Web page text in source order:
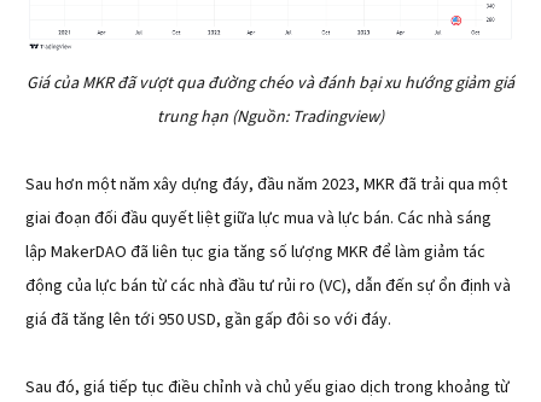
Giá của MKR đã vượt qua đường chéo và đánh bại xu hướng giảm giá
trung hạn (Nguồn: Tradingview)
Sau hơn một năm xây dựng đáy, đầu năm 2023, MKR đã trải qua một
giai đoạn đối đầu quyết liệt giữa lực mua và lực bán. Các nhà sáng
lập MakerDAO đã liên tục gia tăng số lượng MKR để làm giảm tác
động của lực bán từ các nhà đầu tư rủi ro (VC), dẫn đến sự ổn định và
giá đã tăng lên tới 950 USD, gần gấp đôi so với đáy.
Sau đó, giá tiếp tục điều chỉnh và chủ yếu giao dịch trong khoảng từ